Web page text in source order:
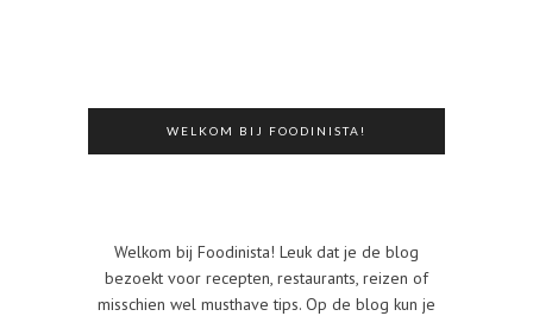
WELKOM BIJ FOODINISTA!
Welkom bij Foodinista! Leuk dat je de blog
bezoekt voor recepten, restaurants, reizen of
misschien wel musthave tips. Op de blog kun je